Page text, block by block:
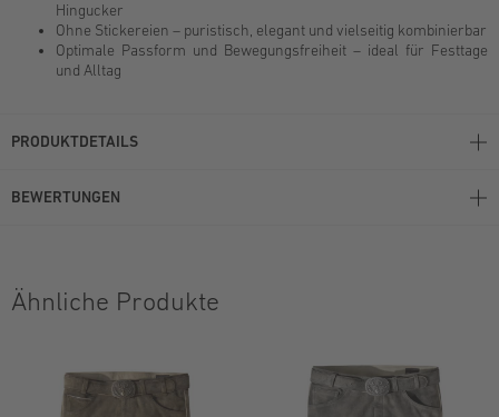
Hingucker
Ohne Stickereien – puristisch, elegant und vielseitig kombinierbar
Optimale Passform und Bewegungsfreiheit – ideal für Festtage
und Alltag
PRODUKTDETAILS
BEWERTUNGEN
Ähnliche Produkte